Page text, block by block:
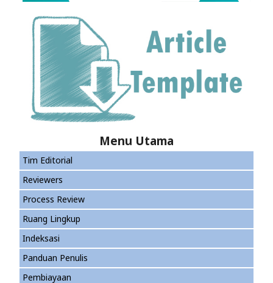
Menu Utama
Tim Editorial
Reviewers
Process Review
Ruang Lingkup
Indeksasi
Panduan Penulis
Pembiayaan